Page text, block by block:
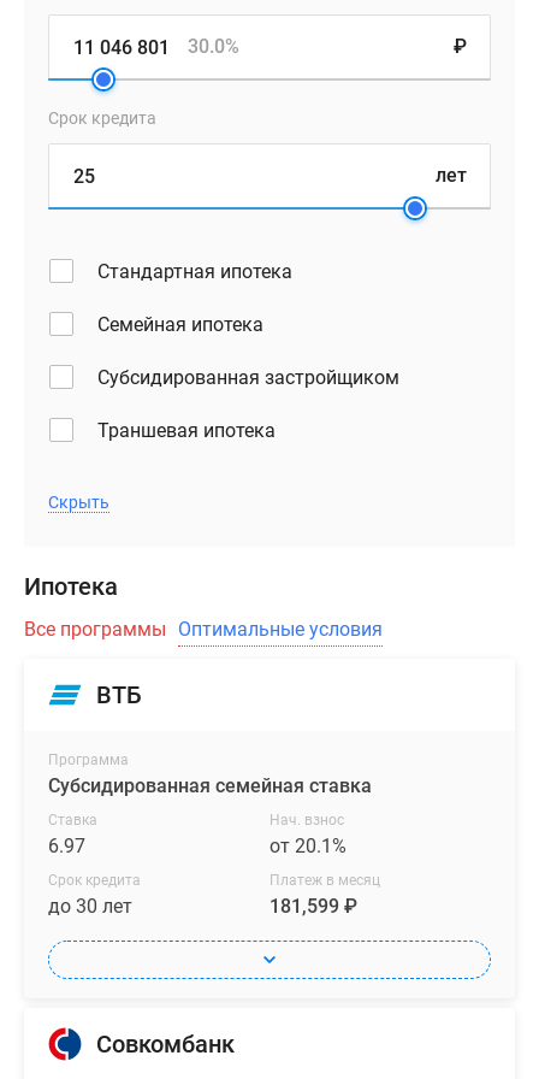
₽
30.0%
Срок кредита
лет
Стандартная ипотека
Семейная ипотека
Субсидированная застройщиком
Траншевая ипотека
Скрыть
Ипотека
Все программы Оптимальные условия
ВТБ
Программа
Субсидированная семейная ставка
Ставка
6.97
Нач. взнос
от 20.1%
Срок кредита
до 30 лет
Платеж в месяц
181,599 ₽
Совкомбанк